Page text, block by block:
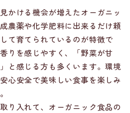
かける機会が増えたオーガニッ
農薬や化学肥料に出来るだけ頼
て育てられているのが特徴で
りを感じやすく、「野菜が甘
と感じる方も多くいます。環境
心安全で美味しい食事を楽しみ
り入れて、オーガニック食品の